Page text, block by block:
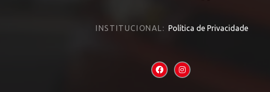
INSTITUCIONAL: Política de Privacidade